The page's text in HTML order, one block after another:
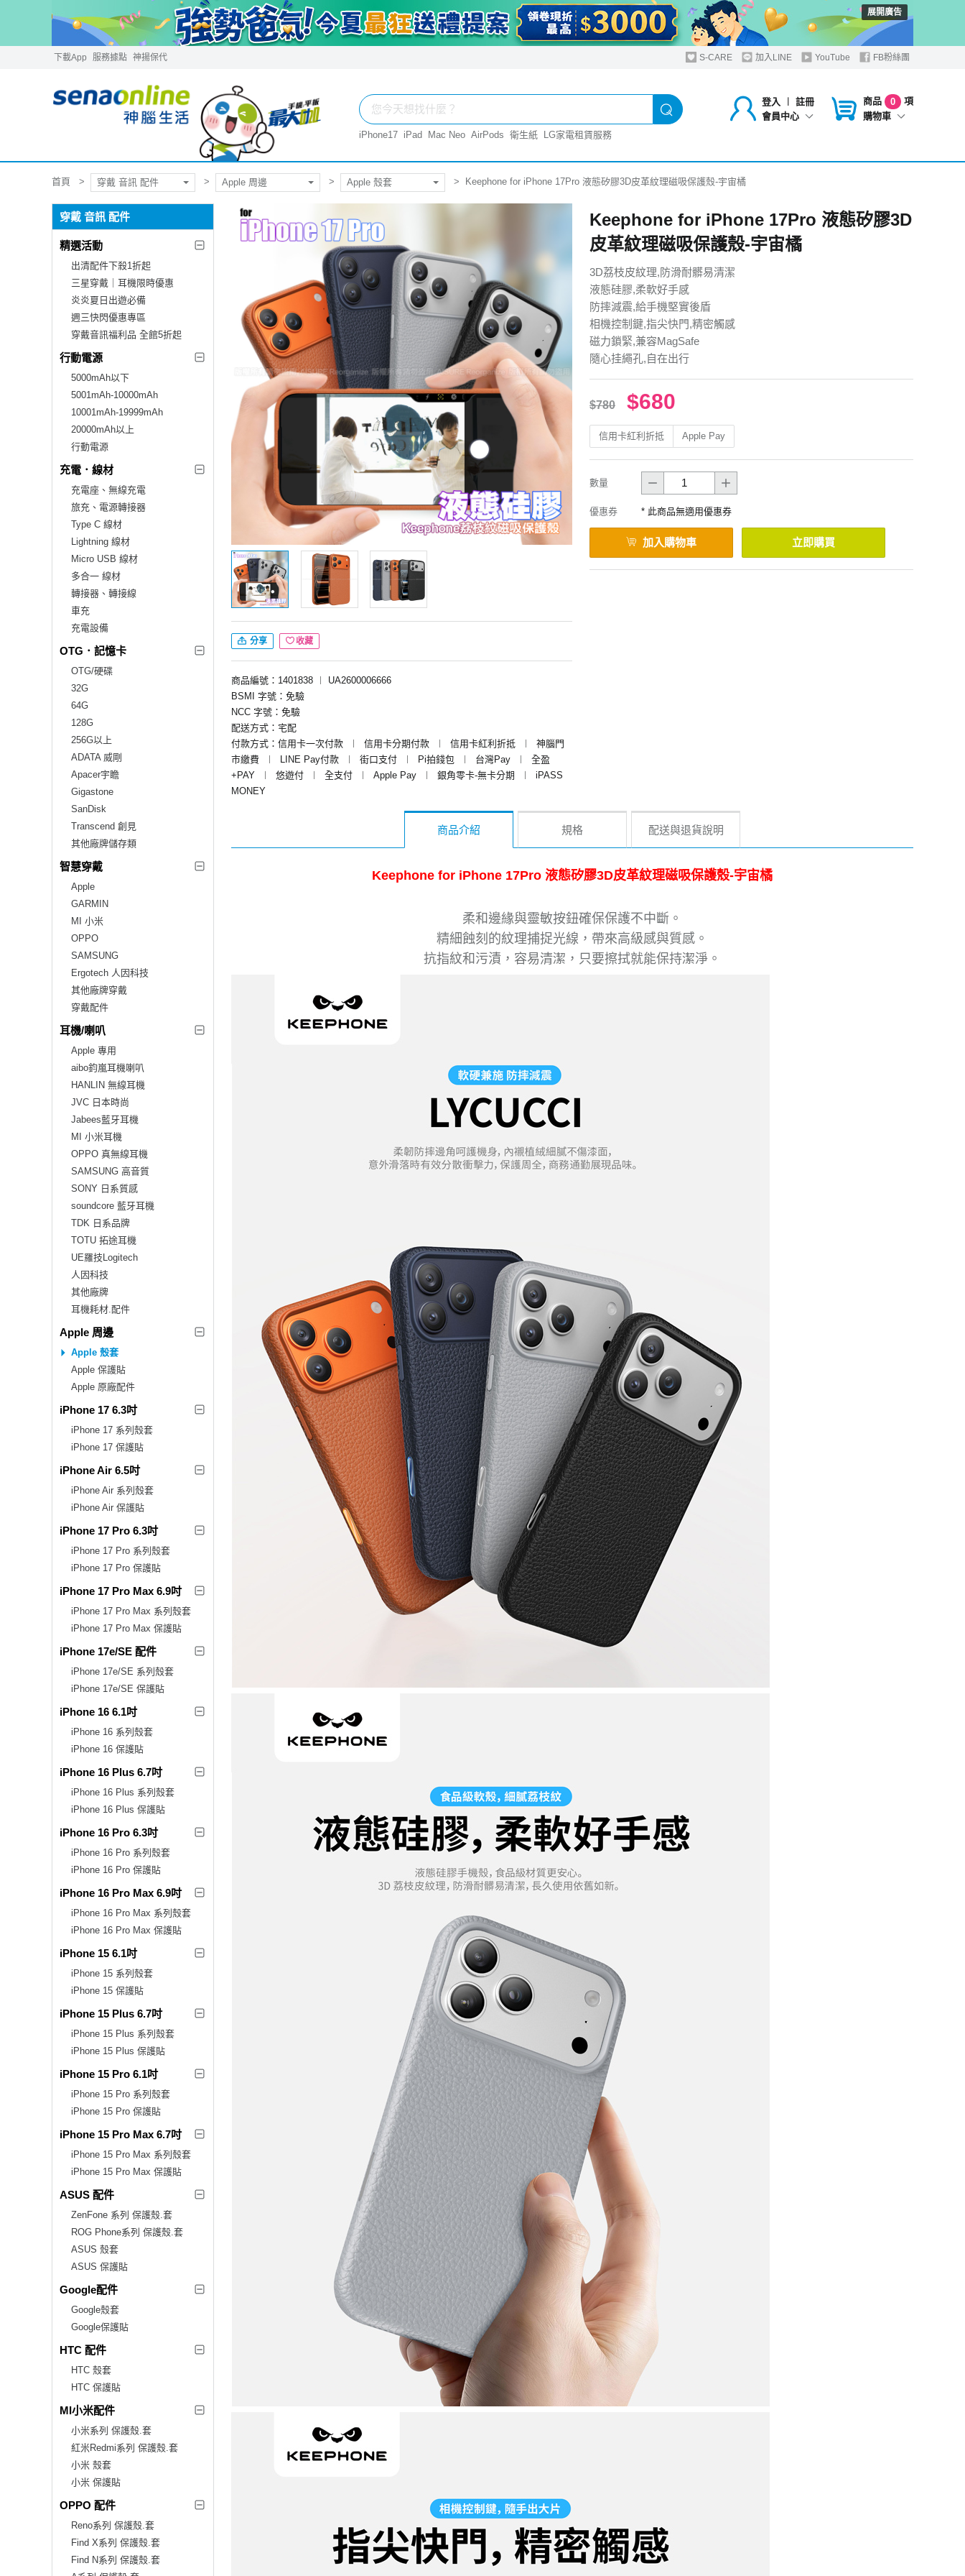
展開廣告
下載App 服務據點 神揚保代 S-CARE 加入LINE YouTube FB粉絲團
登入 ︱
註冊
會員中心
商品 0
項
購物車
iPhone17 iPad Mac Neo AirPods 衛生紙 LG家電租賃服務
首頁 穿戴 音訊 配件 Apple 周邊 Apple 殼套 Keephone for iPhone 17Pro 液態矽膠3D皮革紋理磁吸保護殼-宇宙橘
穿戴 音訊 配件
精選活動
出清配件下殺1折起
三星穿戴｜耳機限時優惠
炎炎夏日出遊必備
週三快閃優惠專區
穿戴音訊福利品 全館5折起
行動電源
5000mAh以下
5001mAh-10000mAh
10001mAh-19999mAh
20000mAh以上
行動電源
充電．線材
充電座、無線充電
旅充、電源轉接器
Type C 線材
Lightning 線材
Micro USB 線材
多合一 線材
轉接器、轉接線
車充
充電設備
OTG．記憶卡
OTG/硬碟
32G
64G
128G
256G以上
ADATA 威剛
Apacer宇瞻
Gigastone
SanDisk
Transcend 創見
其他廠牌儲存類
智慧穿戴
Apple
GARMIN
MI 小米
OPPO
SAMSUNG
Ergotech 人因科技
其他廠牌穿戴
穿戴配件
耳機/喇叭
Apple 專用
aibo鈞嵐耳機喇叭
HANLIN 無線耳機
JVC 日本時尚
Jabees藍牙耳機
MI 小米耳機
OPPO 真無線耳機
SAMSUNG 高音質
SONY 日系質感
soundcore 藍牙耳機
TDK 日系品牌
TOTU 拓途耳機
UE羅技Logitech
人因科技
其他廠牌
耳機耗材.配件
Apple 周邊
Apple 殼套
Apple 保護貼
Apple 原廠配件
iPhone 17 6.3吋
iPhone 17 系列殼套
iPhone 17 保護貼
iPhone Air 6.5吋
iPhone Air 系列殼套
iPhone Air 保護貼
iPhone 17 Pro 6.3吋
iPhone 17 Pro 系列殼套
iPhone 17 Pro 保護貼
iPhone 17 Pro Max 6.9吋
iPhone 17 Pro Max 系列殼套
iPhone 17 Pro Max 保護貼
iPhone 17e/SE 配件
iPhone 17e/SE 系列殼套
iPhone 17e/SE 保護貼
iPhone 16 6.1吋
iPhone 16 系列殼套
iPhone 16 保護貼
iPhone 16 Plus 6.7吋
iPhone 16 Plus 系列殼套
iPhone 16 Plus 保護貼
iPhone 16 Pro 6.3吋
iPhone 16 Pro 系列殼套
iPhone 16 Pro 保護貼
iPhone 16 Pro Max 6.9吋
iPhone 16 Pro Max 系列殼套
iPhone 16 Pro Max 保護貼
iPhone 15 6.1吋
iPhone 15 系列殼套
iPhone 15 保護貼
iPhone 15 Plus 6.7吋
iPhone 15 Plus 系列殼套
iPhone 15 Plus 保護貼
iPhone 15 Pro 6.1吋
iPhone 15 Pro 系列殼套
iPhone 15 Pro 保護貼
iPhone 15 Pro Max 6.7吋
iPhone 15 Pro Max 系列殼套
iPhone 15 Pro Max 保護貼
ASUS 配件
ZenFone 系列 保護殼.套
ROG Phone系列 保護殼.套
ASUS 殼套
ASUS 保護貼
Google配件
Google殼套
Google保護貼
HTC 配件
HTC 殼套
HTC 保護貼
MI小米配件
小米系列 保護殼.套
紅米Redmi系列 保護殼.套
小米 殼套
小米 保護貼
OPPO 配件
Reno系列 保護殼.套
Find X系列 保護殼.套
Find N系列 保護殼.套
分享 收藏
商品編號：1401838 ︱
UA2600006666
BSMI 字號：免驗
NCC 字號：免驗
配送方式：宅配
付款方式：信用卡一次付款
︱ 信用卡分期付款 ︱ 信用卡紅利折抵 ︱
神腦門
市繳費
︱ LINE Pay付款 ︱ 街口支付 ︱ Pi拍錢包 ︱ 台灣Pay ︱
全盈
+PAY
︱ 悠遊付 ︱ 全支付 ︱ Apple Pay ︱ 銀角零卡-無卡分期 ︱
iPASS
MONEY
Keephone for iPhone 17Pro 液態矽膠3D
皮革紋理磁吸保護殼-宇宙橘
3D荔枝皮紋理,防滑耐髒易清潔
液態硅膠,柔軟好手感
防摔減震,給手機堅實後盾
相機控制鍵,指尖快門,精密觸感
磁力鎖緊,兼容MagSafe
隨心挂繩孔,自在出行
$780 $680
信用卡紅利折抵 Apple Pay
數量
優惠券 * 此商品無適用優惠券
加入購物車 立即購買
商品介紹 規格 配送與退貨說明
Keephone for iPhone 17Pro 液態矽膠3D皮革紋理磁吸保護殼-宇宙橘
柔和邊緣與靈敏按鈕確保保護不中斷。
精細蝕刻的紋理捕捉光線，帶來高級感與質感。
抗指紋和污漬，容易清潔，只要擦拭就能保持潔淨。